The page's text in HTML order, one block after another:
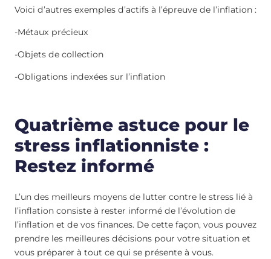
Voici d’autres exemples d’actifs à l’épreuve de l’inflation :
-Métaux précieux
-Objets de collection
-Obligations indexées sur l’inflation
Quatrième astuce pour le
stress inflationniste :
Restez informé
L’un des meilleurs moyens de lutter contre le stress lié à
l’inflation consiste à rester informé de l’évolution de
l’inflation et de vos finances. De cette façon, vous pouvez
prendre les meilleures décisions pour votre situation et
vous préparer à tout ce qui se présente à vous.